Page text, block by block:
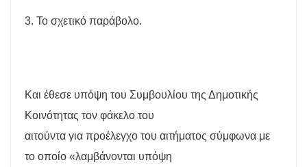
3. Το σχετικό παράβολο.
Και έθεσε υπόψη του Συμβουλίου της Δημοτικής
Κοινότητας τον φάκελο του
αιτούντα για προέλεγχο του αιτήματος σύμφωνα με
το οποίο «λαμβάνονται υπόψη